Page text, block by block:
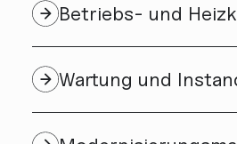
Betriebs- und
Wartung und